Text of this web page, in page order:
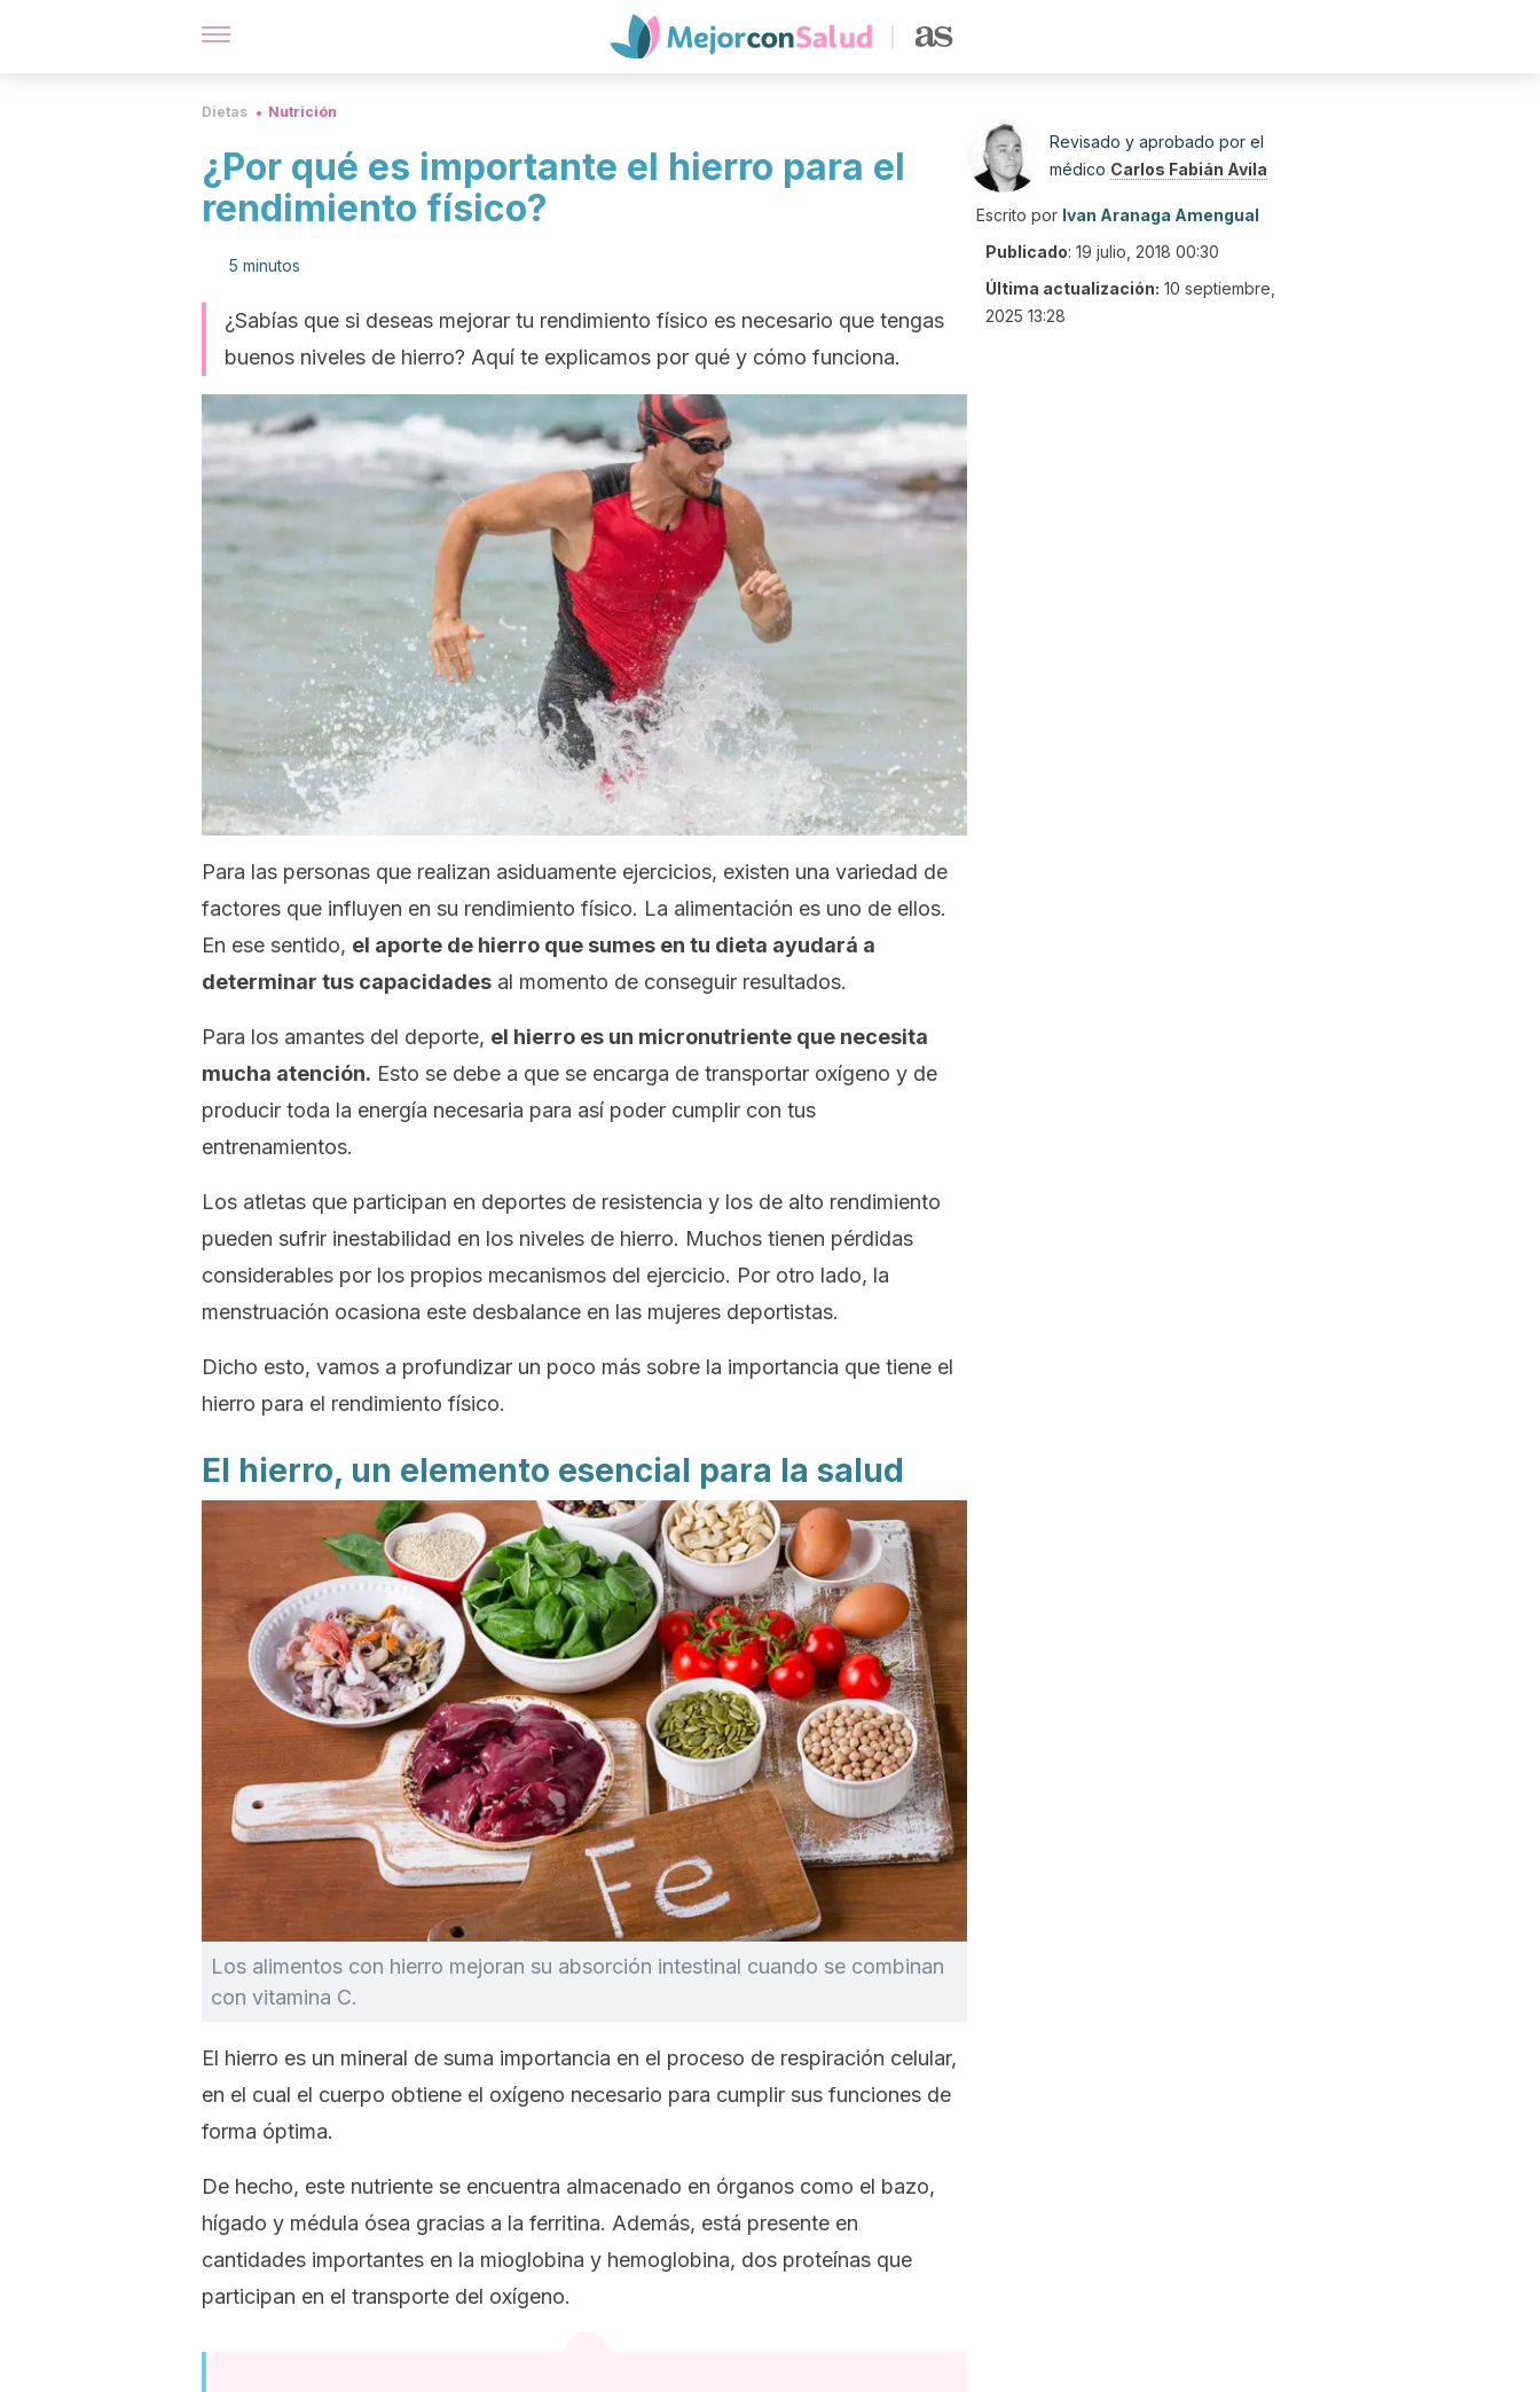
Dietas Nutrición
¿Por qué es importante el hierro para el
rendimiento físico?
5 minutos
¿Sabías que si deseas mejorar tu rendimiento físico es necesario que tengas
buenos niveles de hierro? Aquí te explicamos por qué y cómo funciona.
Para las personas que realizan asiduamente ejercicios, existen una variedad de
factores que influyen en su rendimiento físico. La alimentación es uno de ellos.
En ese sentido, el aporte de hierro que sumes en tu dieta ayudará a
determinar tus capacidades al momento de conseguir resultados.
Para los amantes del deporte, el hierro es un micronutriente que necesita
mucha atención. Esto se debe a que se encarga de transportar oxígeno y de
producir toda la energía necesaria para así poder cumplir con tus
entrenamientos.
Los atletas que participan en deportes de resistencia y los de alto rendimiento
pueden sufrir inestabilidad en los niveles de hierro. Muchos tienen pérdidas
considerables por los propios mecanismos del ejercicio. Por otro lado, la
menstruación ocasiona este desbalance en las mujeres deportistas.
Dicho esto, vamos a profundizar un poco más sobre la importancia que tiene el
hierro para el rendimiento físico.
El hierro, un elemento esencial para la salud
Los alimentos con hierro mejoran su absorción intestinal cuando se combinan
con vitamina C.
El hierro es un mineral de suma importancia en el proceso de respiración celular,
en el cual el cuerpo obtiene el oxígeno necesario para cumplir sus funciones de
forma óptima.
De hecho, este nutriente se encuentra almacenado en órganos como el bazo,
hígado y médula ósea gracias a la ferritina. Además, está presente en
cantidades importantes en la mioglobina y hemoglobina, dos proteínas que
participan en el transporte del oxígeno.
Revisado y aprobado por el
médico Carlos Fabián Avila
Escrito por Ivan Aranaga Amengual
Publicado: 19 julio, 2018 00:30
Última actualización: 10 septiembre,
2025 13:28